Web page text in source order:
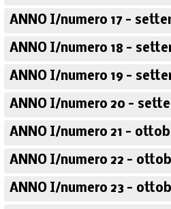
ANNO I/numero 17 -
ANNO I/numero 18 -
ANNO I/numero 19 -
ANNO I/numero 20 -
ANNO I/numero 21 -
ANNO I/numero 22 -
ANNO I/numero 23 -